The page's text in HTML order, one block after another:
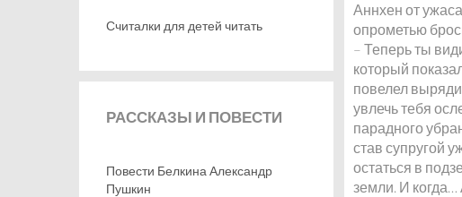
Аннхен от
опрометью
– Теперь ты
который
повелел
увлечь тебя
парадного
став супругой
остаться в
земли. И
Считалки для детей читать
РАССКАЗЫ И ПОВЕСТИ
Повести Белкина Александр
Пушкин